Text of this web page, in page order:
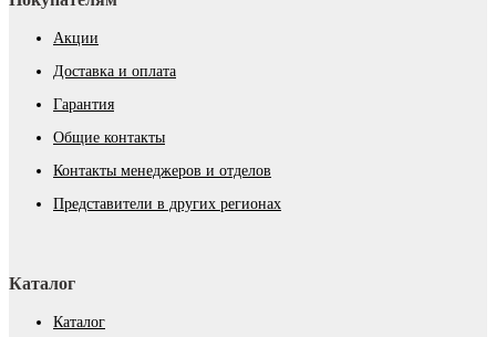
Акции
Доставка и оплата
Гарантия
Общие контакты
Контакты менеджеров и отделов
Представители в других регионах
Каталог
Каталог